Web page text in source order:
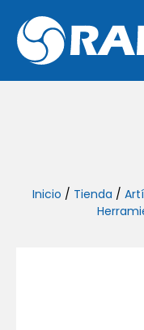
Inicio / Tienda /